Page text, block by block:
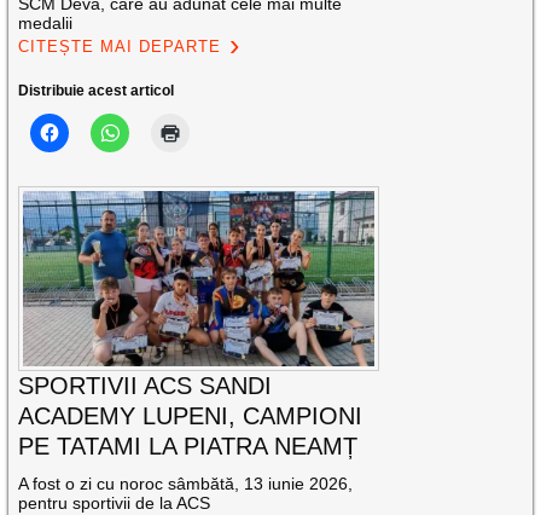
medalii
CITEȘTE MAI DEPARTE
Distribuie acest articol
SPORTIVII ACS SANDI
ACADEMY LUPENI, CAMPIONI
PE TATAMI LA PIATRA NEAMȚ
A fost o zi cu noroc sâmbătă, 13 iunie 2026,
pentru sportivii de la ACS